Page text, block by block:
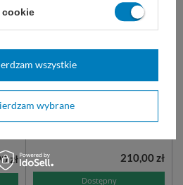
zł
dozowany, 120 m, (11
rolek), M1 100130 - Tork
Jednowarstwowy, miękki papier
do usuwania lekkich zabrudzeń i
do wycierania rąk. Dobrze
pochłania wodę. ref: 100130
Dostępny
210,00 zł
cookie
wybrane
wszystkie